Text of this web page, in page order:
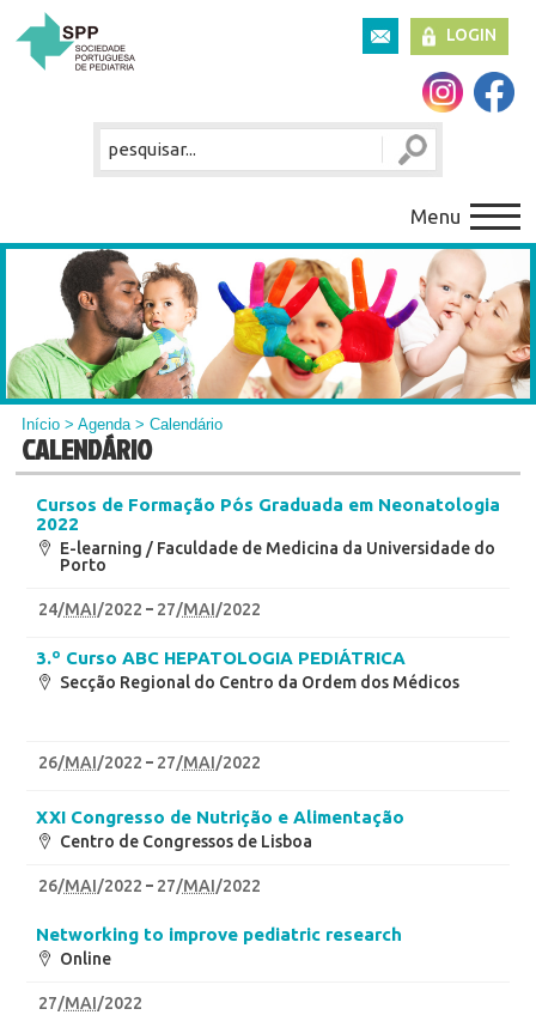
LOGIN
Menu
Início >Agenda> Calendário
CALENDÁRIO
Cursos de Formação Pós Graduada em Neonatologia
2022
E-learning / Faculdade de Medicina da Universidade do
Porto
24/MAI/2022 27/MAI/2022
3.º Curso ABC HEPATOLOGIA PEDIÁTRICA
Secção Regional do Centro da Ordem dos Médicos
26/MAI/2022 27/MAI/2022
XXI Congresso de Nutrição e Alimentação
Centro de Congressos de Lisboa
26/MAI/2022 27/MAI/2022
Networking to improve pediatric research
Online
27/MAI/2022